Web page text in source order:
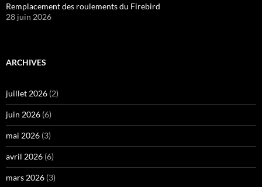
Remplacement des roulements du Firebird
28 juin 2026
ARCHIVES
juillet 2026 (2)
juin 2026 (6)
mai 2026 (3)
avril 2026 (6)
mars 2026 (3)